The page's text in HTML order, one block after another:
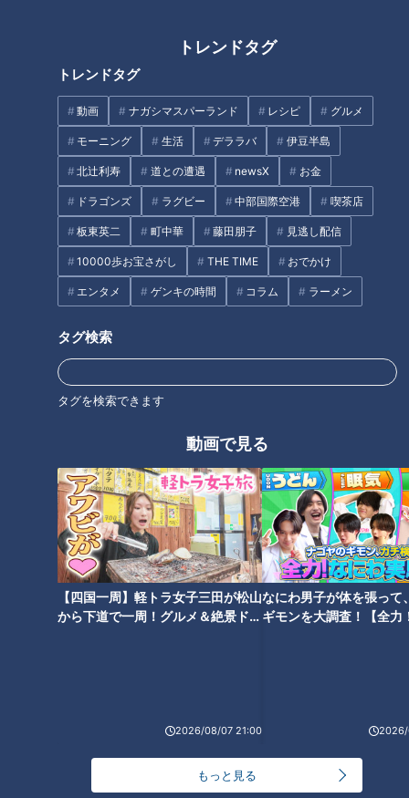
トレンドタグ
トレンドタグ
動画 ナガシマスパーランド レシピ グルメ
モーニング 生活 デララバ 伊豆半島
北辻利寿 道との遭遇 newsX お金
ドラゴンズ ラグビー 中部国際空港 喫茶店
板東英二 町中華 藤田朋子 見逃し配信
10000歩お宝さがし THE TIME おでかけ
エンタメ ゲンキの時間 コラム ラーメン
タグ検索
タグを検索できます
動画で見る
【四国一周】軽トラ女子三田が松山
から下道で一周！グルメ＆絶景ドラ
2026/08/07 21:00
なにわ男子が体を張って
ギモンを大調査！【全力
2026/
もっと見る
ブラックドアラがお出迎え！井
上竜の週末ジャイアンツ戦グル
ープ観戦記
「カバンに入れておける」手の
ひらサイズのレインコートが大
人気！「ダイソー」で買える夏
の便利グッズを紹介
『競争する感覚がない』から
『全てを野球に懸ける』の変
「名前は出さないで」中日現役
選手にアドバイスを送るOB
タグ
ランキング